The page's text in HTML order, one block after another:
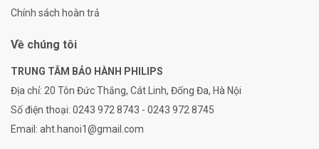
Chính sách hoàn trả
Về chúng tôi
TRUNG TÂM BẢO HÀNH PHILIPS
Địa chỉ: 20 Tôn Đức Thắng, Cát Linh, Đống Đa, Hà Nội
Số điện thoại: 0243 972 8743 - 0243 972 8745
Email: aht.hanoi1@gmail.com